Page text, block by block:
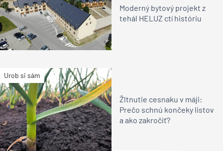
Moderný bytový projekt z
tehál HELUZ ctí históriu
Urob si sám
Žltnutie cesnaku v máji:
Prečo schnú končeky listov
a ako zakročiť?